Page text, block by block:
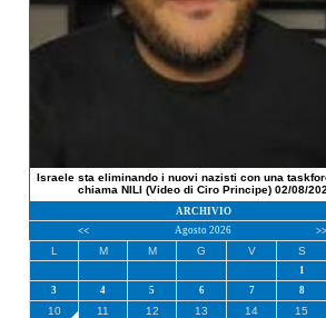
Israele sta eliminando i nuovi nazisti con una
chiama NILI (Video di Ciro Principe) 02/08/
ARCHIVIO
<<
Agosto 2026 >>
L M M G V S
1
3
4 5 6 7 8
10 11 12 13 14
15